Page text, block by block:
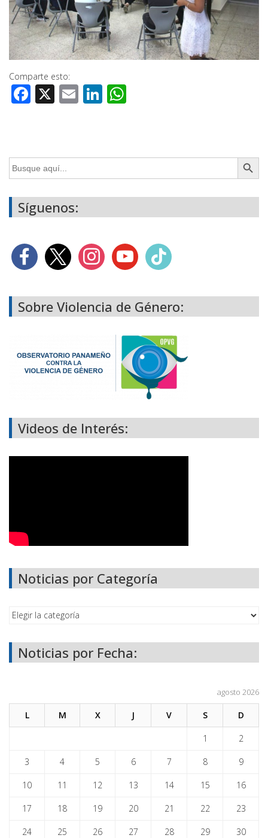
Comparte esto:
Facebook
X EmailLinkedIn
Buscar: Botón de
Síguenos:
Sobre Violencia de Género:
Videos de Interés:
Noticias por Categoría
Noticias por Fecha:
agosto 2026
L M X J V S D
1 2
3 4 5 6 7 8 9
10 11 12 13 14 15 16
17 18 19 20 21 22 23
24 25 26 27 28 29 30